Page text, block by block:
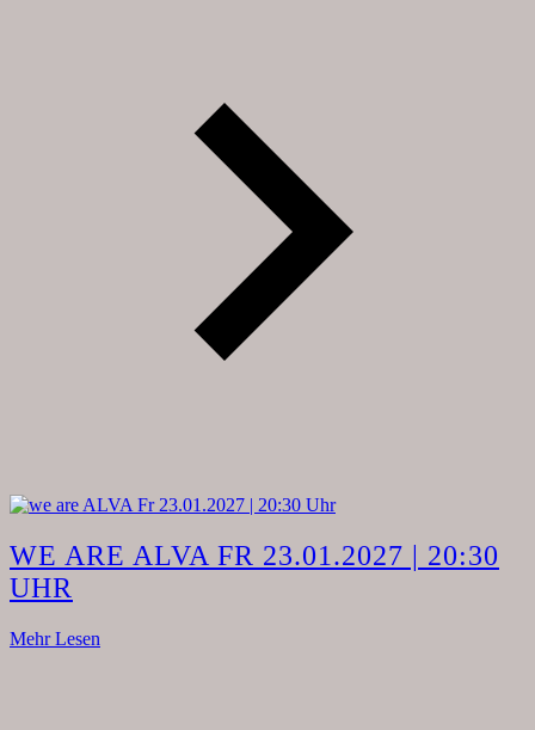
WE ARE ALVA FR 23.01.2027 | 20:30
UHR
Mehr Lesen